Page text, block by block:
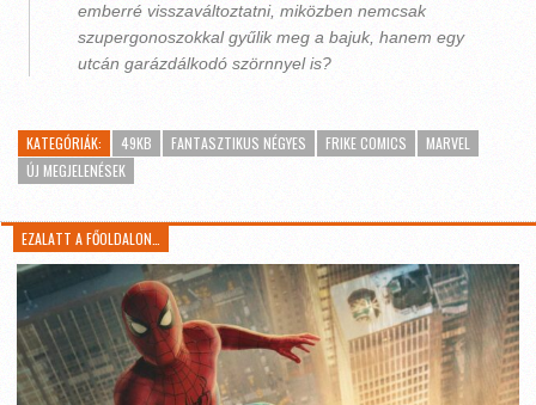
emberré visszaváltoztatni, miközben nemcsak
szupergonoszokkal gyűlik meg a bajuk, hanem egy
utcán garázdálkodó szörnnyel is?
KATEGÓRIÁK: 49KB FANTASZTIKUS NÉGYES FRIKE COMICS
MARVEL
ÚJ MEGJELENÉSEK
EZALATT A FŐOLDALON…